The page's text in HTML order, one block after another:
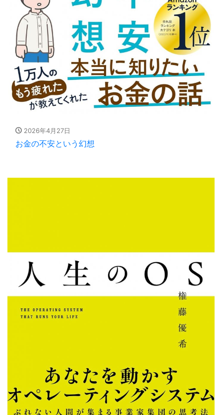
2026年4月27日
お金の不安という幻想